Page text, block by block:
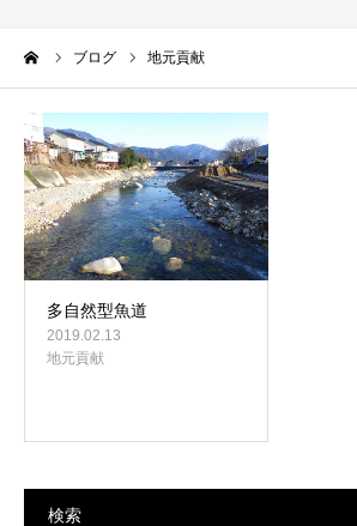
ブログ 地元貢献
多自然型魚道
2019.02.13
地元貢献
検索